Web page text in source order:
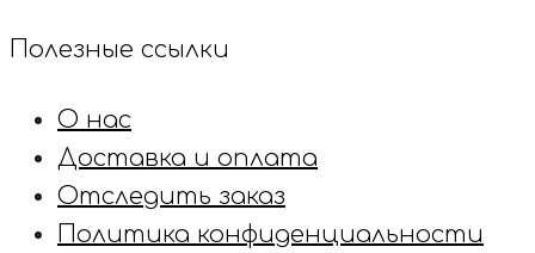
Полезные ссылки
О нас
Доставка и оплата
Отследить заказ
Политика конфиденциальности